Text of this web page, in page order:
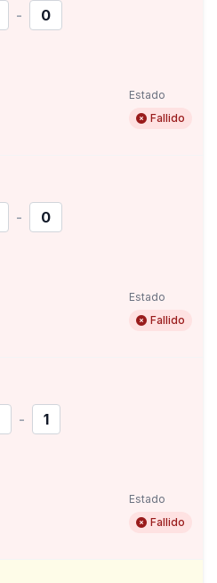
- 0
Estado
Fallido
- 0
Estado
Fallido
- 1
Estado
Fallido